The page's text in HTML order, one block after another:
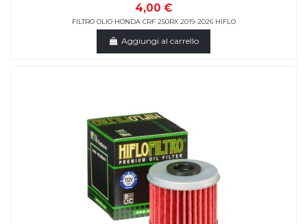
4,00 €
FILTRO OLIO HONDA CRF 250RX 2019-2026 HIFLO
Aggiungi al carrello